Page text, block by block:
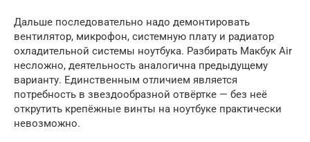
Дальше последовательно надо демонтировать
вентилятор, микрофон, системную плату и радиатор
охладительной системы ноутбука. Разбирать Макбук Air
несложно, деятельность аналогична предыдущему
варианту. Единственным отличием является
потребность в звездообразной отвёртке — без неё
открутить крепёжные винты на ноутбуке практически
невозможно.